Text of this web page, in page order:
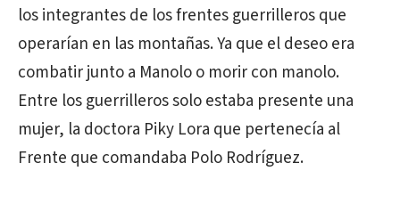
los integrantes de los frentes guerrilleros que
operarían en las montañas. Ya que el deseo era
combatir junto a Manolo o morir con manolo.
Entre los guerrilleros solo estaba presente una
mujer, la doctora Piky Lora que pertenecía al
Frente que comandaba Polo Rodríguez.